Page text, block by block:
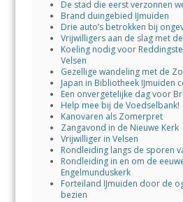
De stad die eerst verzonnen
Brand duingebied IJmuiden
Drie auto’s betrokken bij
Vrijwilligers aan de slag met
Koeling nodig voor
Velsen
Gezellige wandeling met de
Japan in Bibliotheek IJmuiden
Een onvergetelijke dag voor
Help mee bij de Voedselbank!
Kanovaren als Zomerpret
Zangavond in de Nieuwe Kerk
Vrijwilliger in Velsen
Rondleiding langs de sporen
Rondleiding in en om de
Engelmunduskerk
Forteiland IJmuiden door de
bezien